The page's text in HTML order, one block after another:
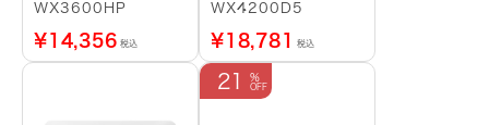
WX3600HP
¥14,356 税込
WX4200D5
¥18,781 税込
21